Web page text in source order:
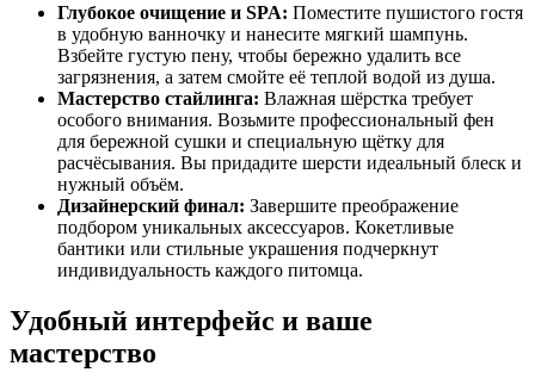
Глубокое очищение и SPA: Поместите пушистого гостя
в удобную ванночку и нанесите мягкий шампунь.
Взбейте густую пену, чтобы бережно удалить все
загрязнения, а затем смойте её теплой водой из душа.
Мастерство стайлинга: Влажная шёрстка требует
особого внимания. Возьмите профессиональный фен
для бережной сушки и специальную щётку для
расчёсывания. Вы придадите шерсти идеальный блеск и
нужный объём.
Дизайнерский финал: Завершите преображение
подбором уникальных аксессуаров. Кокетливые
бантики или стильные украшения подчеркнут
индивидуальность каждого питомца.
Удобный интерфейс и ваше
мастерство